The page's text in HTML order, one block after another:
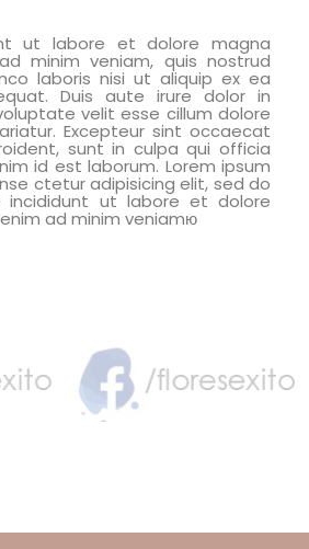
ut labore et dolore magna
minim veniam, quis nostrud
laboris nisi ut aliquip ex ea
Duis aute irure dolor in
velit esse cillum dolore
Excepteur sint occaecat
sunt in culpa qui officia
id est laborum. Lorem ipsum
ctetur adipisicing elit, sed do
incididunt ut labore et dolore
ad minim veniamю